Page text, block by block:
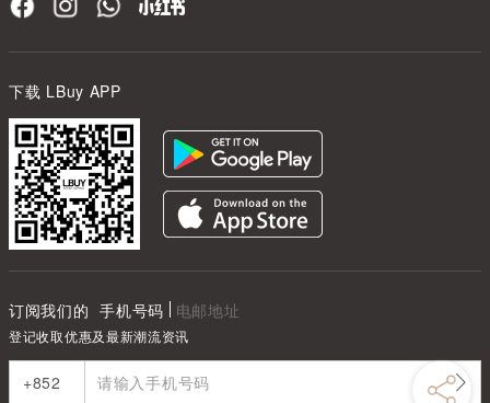
下载 LBuy APP
订阅我们的 手机号码 电邮地址
登记收取优惠及最新潮流资讯